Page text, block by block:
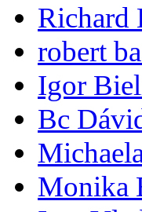
Richard
robert
Igor
Bc
Monika